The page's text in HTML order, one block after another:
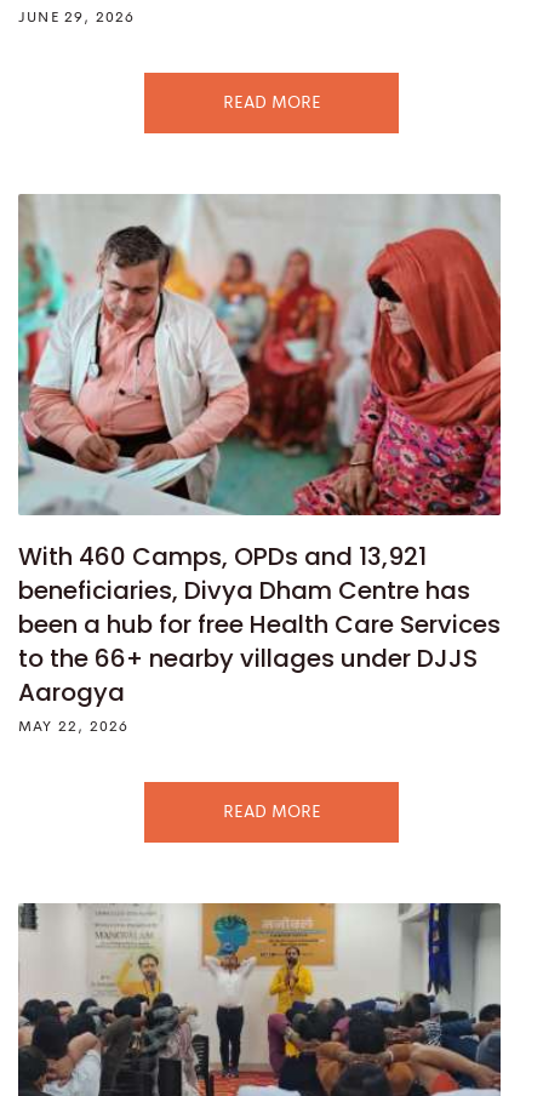
JUNE 29, 2026
READ MORE
With 460 Camps, OPDs and 13,921
beneficiaries, Divya Dham Centre has
been a hub for free Health Care Services
to the 66+ nearby villages under DJJS
Aarogya
MAY 22, 2026
READ MORE